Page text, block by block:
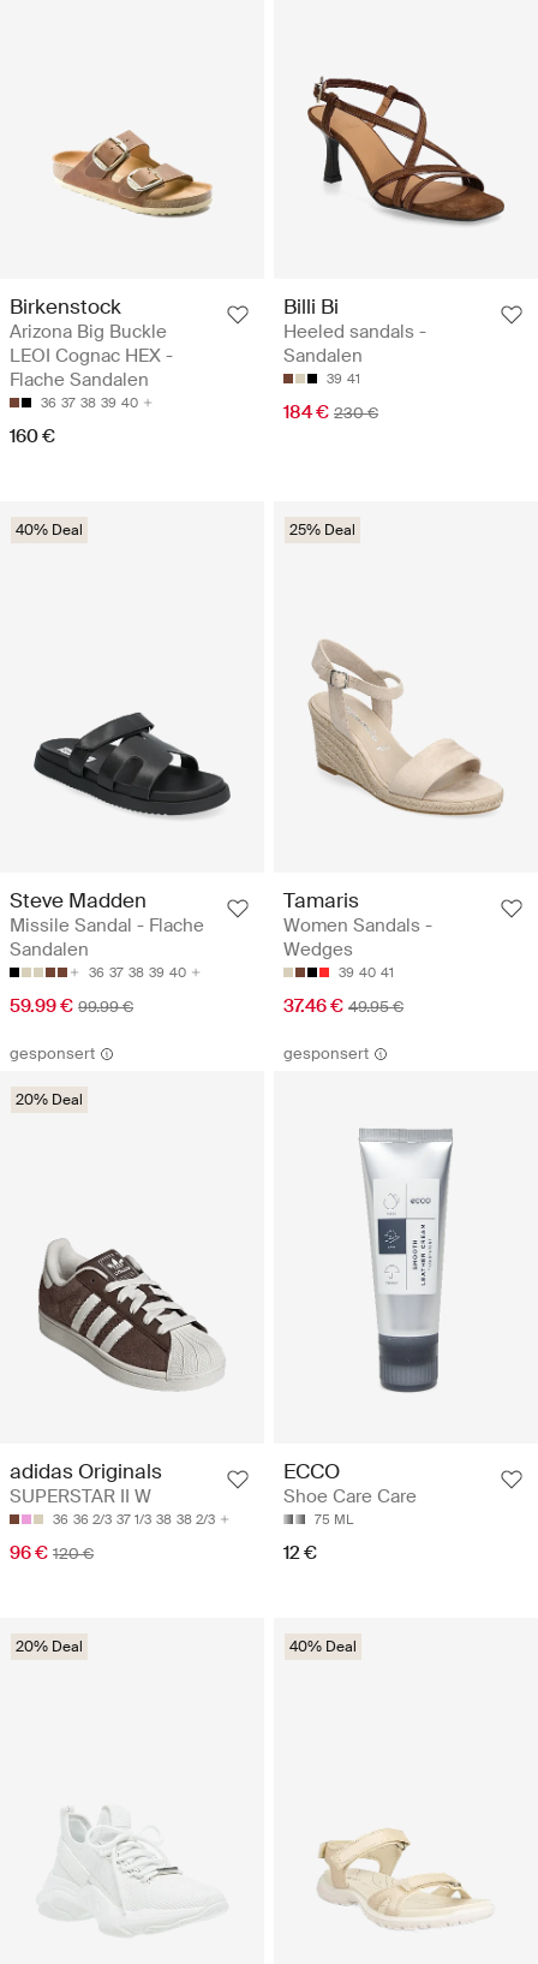
Birkenstock
Arizona Big Buckle
LEOI Cognac HEX -
Flache Sandalen
36 37 38 39 40
160 €
Billi Bi
Heeled sandals -
Sandalen
39 41
184 € 230 €
40% Deal
Steve Madden
Missile Sandal - Flache
Sandalen
36 37 38 39 40
59.99 € 99.99 €
25% Deal
Tamaris
Women Sandals -
Wedges
39 40 41
37.46 € 49.95 €
gesponsert
20% Deal
adidas Originals
SUPERSTAR II W
36 36 2/3 37 1/3 38 38 2/3
96 € 120 €
gesponsert
ECCO
Shoe Care Care
75 ML
12 €
20% Deal 40% Deal